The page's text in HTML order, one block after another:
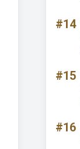
#14
#15
#16